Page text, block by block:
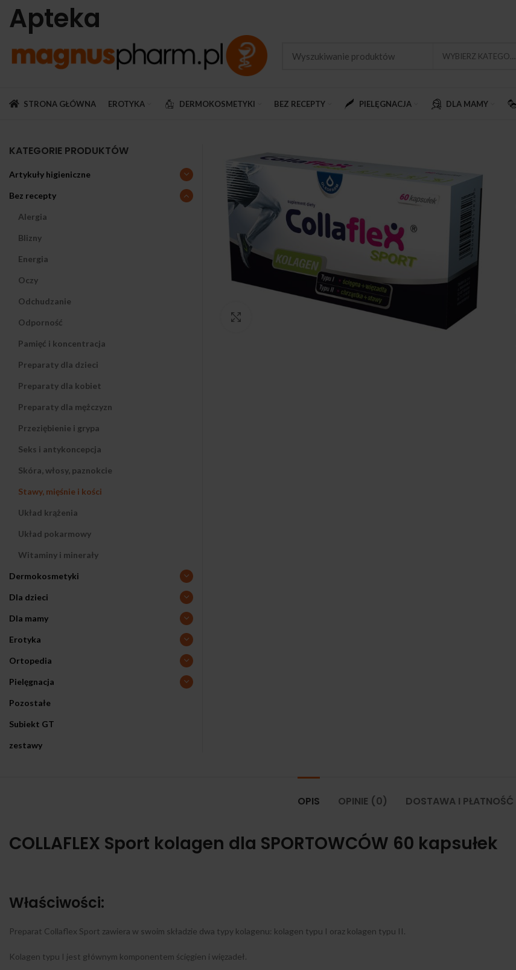
Apteka
WYBIERZ KATEGORIĘ
STRONA GŁÓWNA EROTYKA DERMOKOSMETYKI BEZ RECEPTY PIELĘGNACJA DLA MAMY
KATEGORIE PRODUKTÓW
Artykuły higieniczne
Bez recepty
Alergia
Blizny
Energia
Oczy
Odchudzanie
Odporność
Pamięć i koncentracja
Preparaty dla dzieci
Preparaty dla kobiet
Preparaty dla mężczyzn
Przeziębienie i grypa
Seks i antykoncepcja
Skóra, włosy, paznokcie
Stawy, mięśnie i kości
Układ krążenia
Układ pokarmowy
Witaminy i minerały
Dermokosmetyki
Dla dzieci
Dla mamy
Erotyka
Ortopedia
Pielęgnacja
Pozostałe
Subiekt GT
zestawy
OPIS OPINIE (0) DOSTAWA I PŁATNOŚĆ
COLLAFLEX Sport kolagen dla SPORTOWCÓW 60 kapsułek
Właściwości:
Preparat Collaflex Sport zawiera w swoim składzie dwa typy kolagenu: kolagen typu I oraz kolagen typu II.
Kolagen typu I jest głównym komponentem ścięgien i więzadeł.